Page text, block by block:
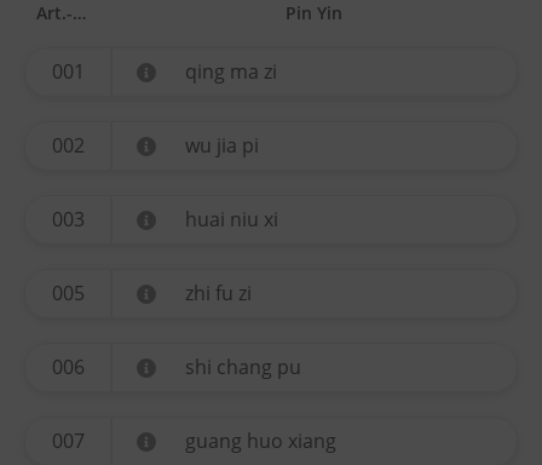
Art.-Nr. Pin Yin
001 qing ma zi
002 wu jia pi
003 huai niu xi
005 zhi fu zi
006 shi chang pu
007 guang huo xiang